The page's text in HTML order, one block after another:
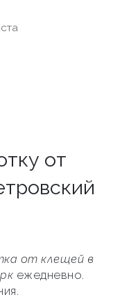
от
от клещей в
ежедневно.